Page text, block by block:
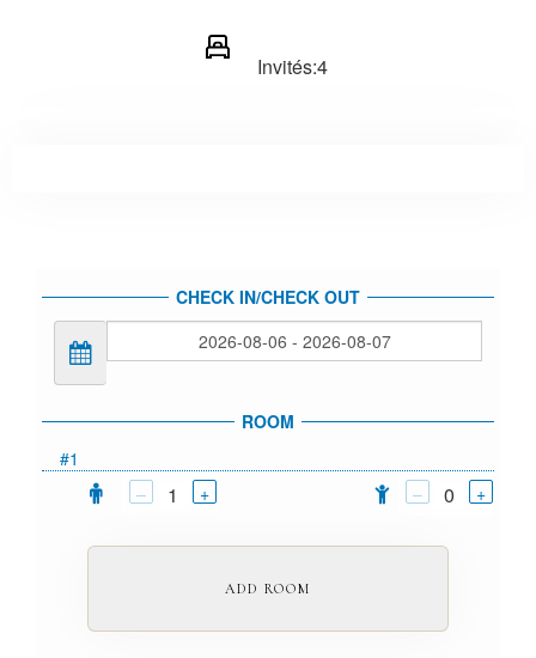
Invités:4
CHECK IN/CHECK OUT
ROOM
#1
–
1 + – 0 +
ADD ROOM